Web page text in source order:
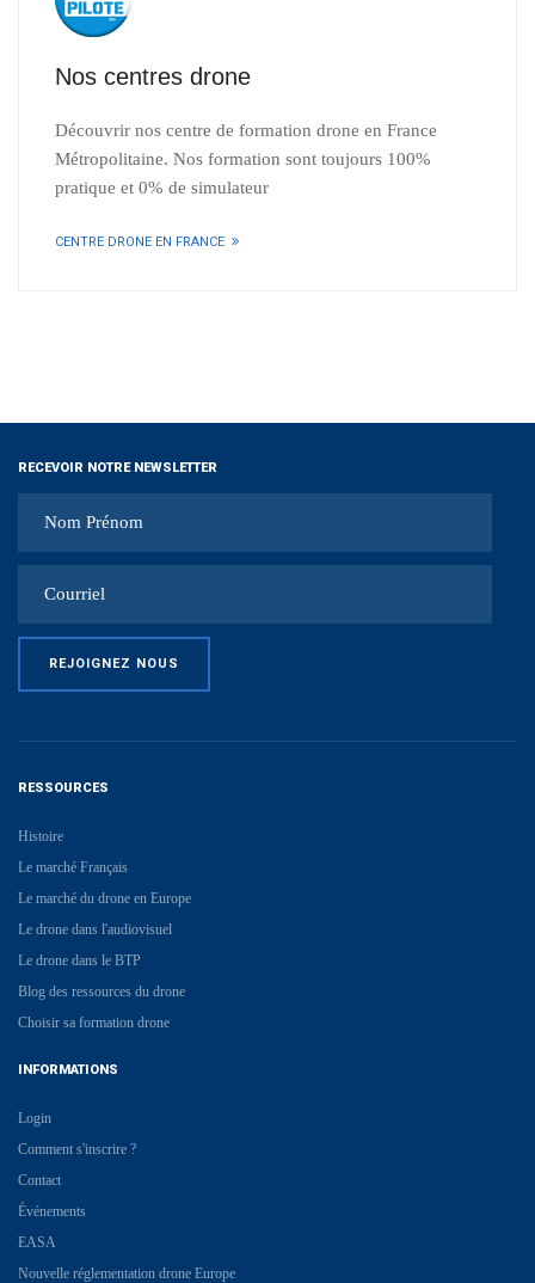
Nos centres drone
Découvrir nos centre de formation drone en France
Métropolitaine. Nos formation sont toujours 100%
pratique et 0% de simulateur
CENTRE DRONE EN FRANCE
RECEVOIR NOTRE NEWSLETTER
RESSOURCES
Histoire
Le marché Français
Le marché du drone en Europe
Le drone dans l'audiovisuel
Le drone dans le BTP
Blog des ressources du drone
Choisir sa formation drone
INFORMATIONS
Login
Comment s'inscrire ?
Contact
Événements
EASA
Nouvelle réglementation drone Europe